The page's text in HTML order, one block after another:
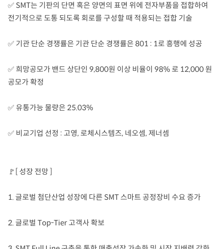
✅ SMT는 기판의 단면 혹은 양면의 표면 위에 전자부품을 접합하여
전기적으로 도통 되도록 회로를 구성할 때 적용되는 접합 기술
✅ 기관 단순 경쟁률은 기관 단순 경쟁률은 801 : 1로 흥행에 성공
✅ 희망공모가 밴드 상단인 9,800원 이상 비율이 98% 로 12,000 원
공모가 확정
✅ 유통가능 물량은 25.03%
✅ 비교기업 선정 : 고영, 로체시스템즈, 네오셈, 제너셈
🚩[ 성장 전망 ]
1. 글로벌 첨단산업 성장에 다른 SMT 스마트 공정장비 수요 증가
2. 글로벌 Top-Tier 고객사 확보